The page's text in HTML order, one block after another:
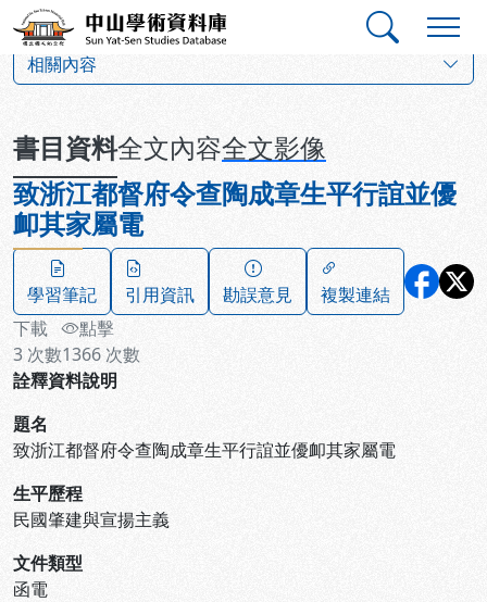
跳到主要內容
中山學術資料庫
相關內容
書目資料全文內容全文影像
致浙江都督府令查陶成章生平行誼並優
卹其家屬電
學習筆記 引用資訊 勘誤意見
複製連結
下載
3 次數
點擊
1366 次數
詮釋資料說明
題名
致浙江都督府令查陶成章生平行誼並優卹其家屬電
生平歷程
民國肇建與宣揚主義
文件類型
函電